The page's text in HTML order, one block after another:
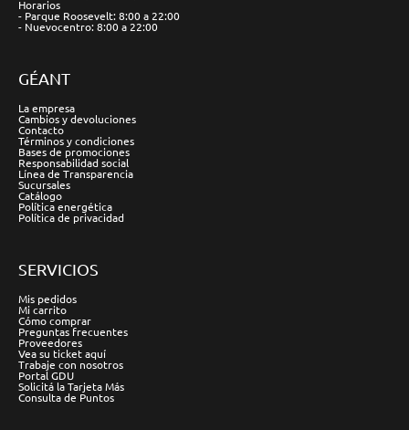
Horarios
- Parque Roosevelt: 8:00 a 22:00
- Nuevocentro: 8:00 a 22:00
GÉANT
La empresa
Cambios y devoluciones
Contacto
Términos y condiciones
Bases de promociones
Responsabilidad social
Línea de Transparencia
Sucursales
Catálogo
Política energética
Política de privacidad
SERVICIOS
Mis pedidos
Mi carrito
Cómo comprar
Preguntas frecuentes
Proveedores
Vea su ticket aquí
Trabaje con nosotros
Portal GDU
Solicitá la Tarjeta Más
Consulta de Puntos